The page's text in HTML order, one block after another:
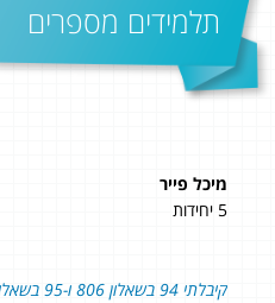
תלמידים מספרים
מיכל פייר
5 יחידות
קיבלתי 94 בשאלון 806 ו-95 בשאלון 807 תודה רבה!